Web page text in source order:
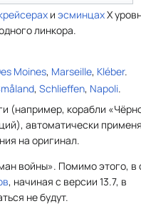
иэсминцахX
линкора.
Moines, Marseille, Kléber.
,Schlieffen, Napoli.
(например, корабли
автоматически
на оригинал.
войны». Помимо этого, в
, начиная с версии 13.7, в
не будут.